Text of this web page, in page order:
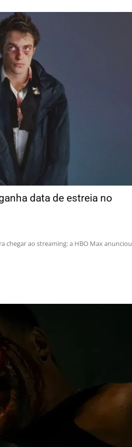
data de estreia no
chegar ao streaming: a HBO Max anunciou